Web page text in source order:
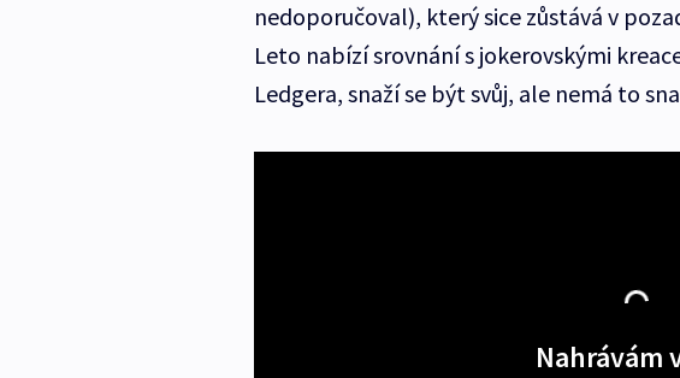
nedoporučoval), který sice zůstává v
Leto nabízí srovnání s jokerovskými
Ledgera, snaží se být svůj, ale nemá to
Nahrávám